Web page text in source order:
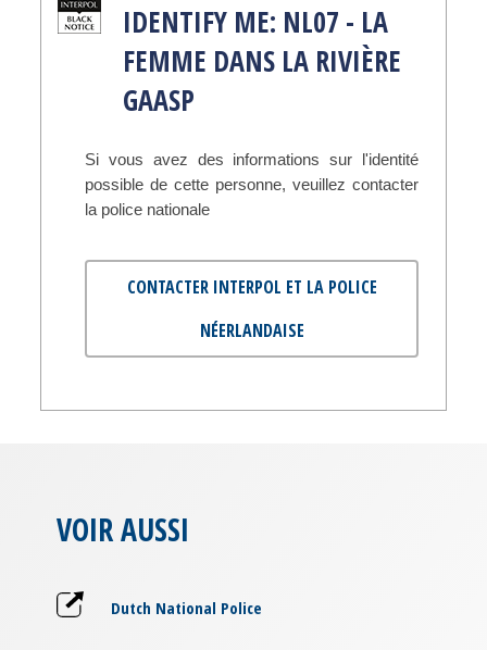
IDENTIFY ME: NL07 - LA
FEMME DANS LA RIVIÈRE
GAASP
Si vous avez des informations sur l'identité
possible de cette personne, veuillez contacter
la police nationale
CONTACTER INTERPOL ET LA POLICE
NÉERLANDAISE
VOIR AUSSI
Dutch National Police